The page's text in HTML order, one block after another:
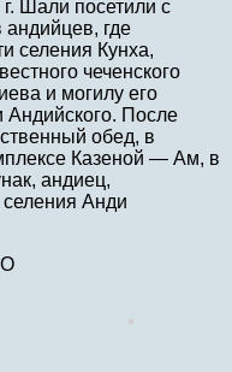
г. Шали посетили с
где
селения Кунха,
чеченского
и могилу его
Андийского. После
обед, в
Казеной — Ам, в
андиец,
Анди